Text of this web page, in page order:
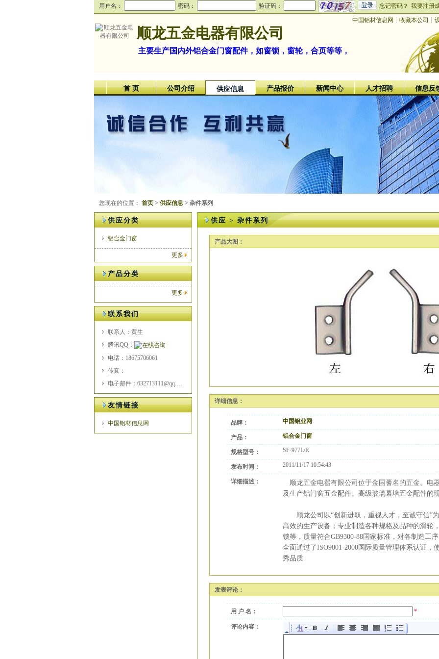
用户名： 密码： 验证码： 忘记密码？ 我要注册
中国铝材信息网 ┊ 收藏本公司 ┊
顺龙五金电器有限公司
主要生产国内外铝合金门窗配件，如窗锁，窗轮，合页等等，
首 页 公司介绍 供应信息 产品报价 新闻中心 人才招聘 信息反
您现在的位置： 首页 > 供应信息 > 杂件系列
供应分类
铝合金门窗
更多
产品分类
更多
联系我们
联系人：黄生
腾讯QQ：
电话：18675706061
传真：
电子邮件：632713111@qq.com
友情链接
中国铝材信息网
供应 > 杂件系列
产品大图：
详细信息：
品牌： 中国铝业网
产品： 铝合金门窗
规格型号： SF-977L/R
发布时间： 2011/11/17 10:54:43
详细描述：
顺龙五金电嚣有限公司位于金国蓍名的五金。电
及生产铝门窗五金配件。高级玻璃幕墙五金配件的
顺龙公司以“创新进取，重视人才，至诚守信”
高效的生产设备；专业制造各种规格及品种的滑轮
锁等，质量符合GB9300-88国家标准，对各制造工
全面通过了ISO9001-2000国际质量管理体系认证，
秀品质
发表评论：
用 户 名： *
评论内容：